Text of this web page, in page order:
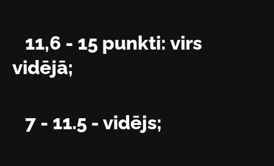
11,6 - 15 punkti: virs
vidējā;
7 - 11.5 - vidējs;